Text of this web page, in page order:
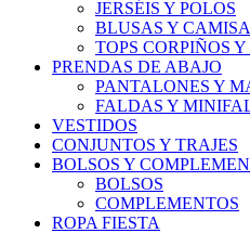
JERSÉIS Y POLOS
BLUSAS Y
TOPS CORPIÑOS Y
PRENDAS DE ABAJO
PANTALONES Y
FALDAS Y
VESTIDOS
CONJUNTOS Y TRAJES
BOLSOS Y
BOLSOS
COMPLEMENTOS
ROPA FIESTA